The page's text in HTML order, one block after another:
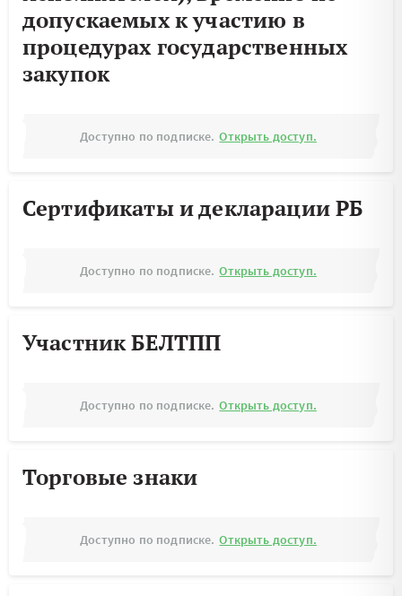
допускаемых к участию в
процедурах государственных
закупок
Доступно по подписке. Открыть доступ.
Сертификаты и декларации РБ
Доступно по подписке. Открыть доступ.
Участник БЕЛТПП
Доступно по подписке. Открыть доступ.
Торговые знаки
Доступно по подписке. Открыть доступ.